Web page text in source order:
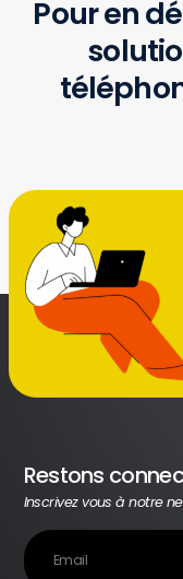
Pour en
Restons
Inscrivez vous à notre